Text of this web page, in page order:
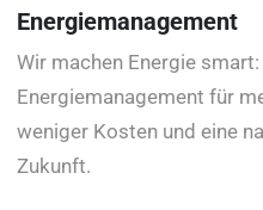
Energiemanagement
Wir machen Energie
Energiemanagement für
weniger Kosten und eine
Zukunft.